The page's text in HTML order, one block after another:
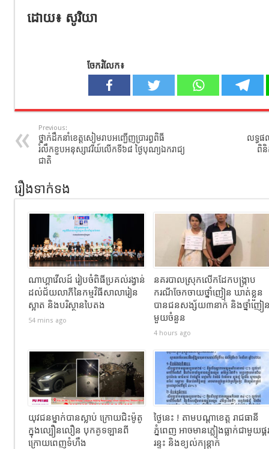
ដោយ៖ សូរិយា
ចែករំលែក៖
Previous:
ថ្នាក់ដឹកនាំខេត្តសៀមរាបអញ្ជើញប្រារព្ធពិធី
រំលឹកខួបអនុស្សាវរីយ៍លើកទី៦៨ ថ្ងៃបុណ្យឯករាជ្យ
ជាតិ
លទ្ធផ
ពិនិ
រឿងទាក់ទង
ណាហ្គាវើលដ៍ រៀបចំពិធីប្រគល់រង្វាន់
ដល់ជ័យលាភីនៃកម្មវិធីសាលារៀន
ស្អាត និងបរិស្ថានបៃតង
54 mins ago
នគរបាលស្រុកលើកដែកបង្ក្រាប
ករណីចែកចាយថ្នាំញៀន ឃាត់ខ្លួន
បានជនសង្ស័យ៣នាក់ និងថ្នាំញៀ
មួយចំនួន
4 hours ago
យុវជនម្នាក់បានស្លាប់ ក្រោយជិះម៉ូតូ
ក្នុងល្បឿនលឿន បុកគូទឡានពី
ក្រោយពេញទំហឹង
ថ្ងៃនេះ ! តាមបណ្តាខេត្ត រាជធានី
ភ្នំពេញ អាចមានភ្លៀងធ្លាក់ជាមួយផ្គរ
រន្ទះ និងខ្យល់កន្ត្រាក់